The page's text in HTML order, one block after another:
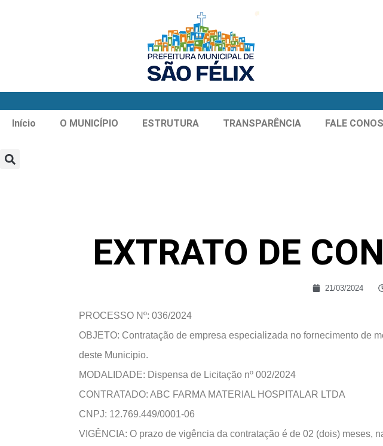
Início O MUNICÍPIO ESTRUTURA TRANSPARÊNCIA FALE
EXTRATO DE
21/03/2024
PROCESSO Nº: 036/2024
OBJETO: Contratação de empresa especializada no fornecimento de
deste Municipio.
MODALIDADE: Dispensa de Licitação nº 002/2024
CONTRATADO: ABC FARMA MATERIAL HOSPITALAR LTDA
CNPJ: 12.769.449/0001-06
VIGÊNCIA: O prazo de vigência da contratação é de 02 (dois) meses,